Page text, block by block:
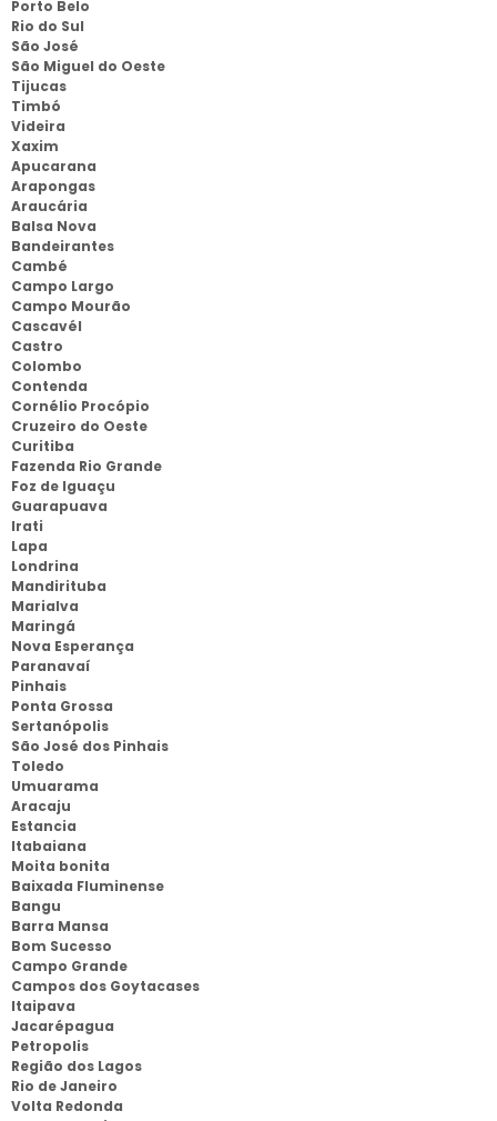
Porto Belo
Rio do Sul
São José
São Miguel do Oeste
Tijucas
Timbó
Videira
Xaxim
Apucarana
Arapongas
Araucária
Balsa Nova
Bandeirantes
Cambé
Campo Largo
Campo Mourão
Cascavél
Castro
Colombo
Contenda
Cornélio Procópio
Cruzeiro do Oeste
Curitiba
Fazenda Rio Grande
Foz de Iguaçu
Guarapuava
Irati
Lapa
Londrina
Mandirituba
Marialva
Maringá
Nova Esperança
Paranavaí
Pinhais
Ponta Grossa
Sertanópolis
São José dos Pinhais
Toledo
Umuarama
Aracaju
Estancia
Itabaiana
Moita bonita
Baixada Fluminense
Bangu
Barra Mansa
Bom Sucesso
Campo Grande
Campos dos Goytacases
Itaipava
Jacarépagua
Petropolis
Região dos Lagos
Rio de Janeiro
Volta Redonda